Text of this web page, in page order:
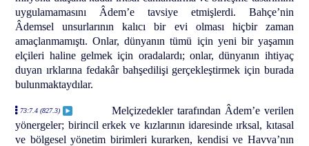
uygulamamasını Âdem’e tavsiye etmişlerdi. Bahçe’nin
Âdemsel unsurlarının kalıcı bir evi olması hiçbir zaman
amaçlanmamıştı. Onlar, dünyanın tümü için yeni bir yaşamın
elçileri haline gelmek için oradalardı; onlar, dünyanın ihtiyaç
duyan ırklarına fedakâr bahşedilişi gerçekleştirmek için burada
bulunmaktaydılar.
73:7.4 (827.3)
Melçizedekler tarafından Âdem’e verilen
yönergeler; birincil erkek ve kızlarının idaresinde ırksal, kıtasal
ve bölgesel yönetim birimleri kurarken, kendisi ve Havva’nın